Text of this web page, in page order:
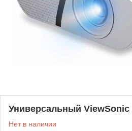
Универсальный ViewSonic
Нет в наличии